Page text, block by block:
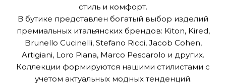
стиль и комфорт.
В бутике представлен богатый выбор изделий
премиальных итальянских брендов: Kiton, Kired,
Brunello Cucinelli, Stefano Ricci, Jacob Cohen,
Artigiani, Loro Piana, Marco Pescarolo и других.
Коллекции формируются нашими стилистами с
учетом актуальных модных тенденций.